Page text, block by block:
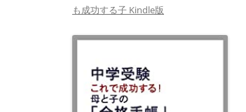
も成功する子 Kindle版